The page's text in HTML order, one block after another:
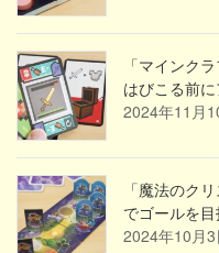
「マインク
はびこる前
2024年11月
「魔法のク
でゴールを
2024年10月3